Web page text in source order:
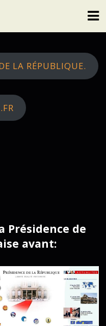
LA RÉPUBLIQUE.
Présidence de
avant: